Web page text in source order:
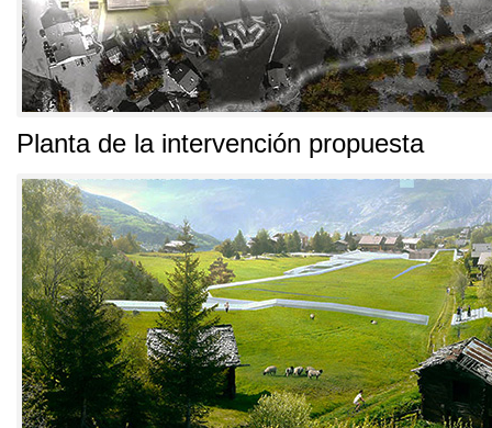
Planta de la intervención propuesta